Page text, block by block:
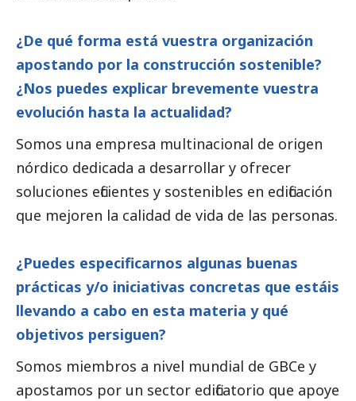
¿De qué forma está vuestra organización
apostando por la construcción sostenible?
¿Nos puedes explicar brevemente vuestra
evolución hasta la actualidad?
Somos una empresa multinacional de origen
nórdico dedicada a desarrollar y ofrecer
soluciones eficientes y sostenibles en edificación
que mejoren la calidad de vida de las personas.
¿Puedes especificarnos algunas buenas
prácticas y/o iniciativas concretas que estáis
llevando a cabo en esta materia y qué
objetivos persiguen?
Somos miembros a nivel mundial de GBCe y
apostamos por un sector edificatorio que apoye